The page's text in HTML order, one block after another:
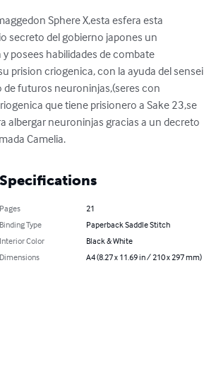
Sphere X,esta esfera esta
secreto del gobierno japones un
posees habilidades de combate
prision criogenica, con la ayuda del sensei
de futuros neuroninjas,(seres con
que tiene prisionero a Sake 23,se
albergar neuroninjas gracias a un decreto
Camelia.
Specifications
Pages
21
Binding Type
Paperback Saddle Stitch
Interior Color
Black & White
Dimensions
A4 (8.27 x 11.69 in / 210 x 297 mm)